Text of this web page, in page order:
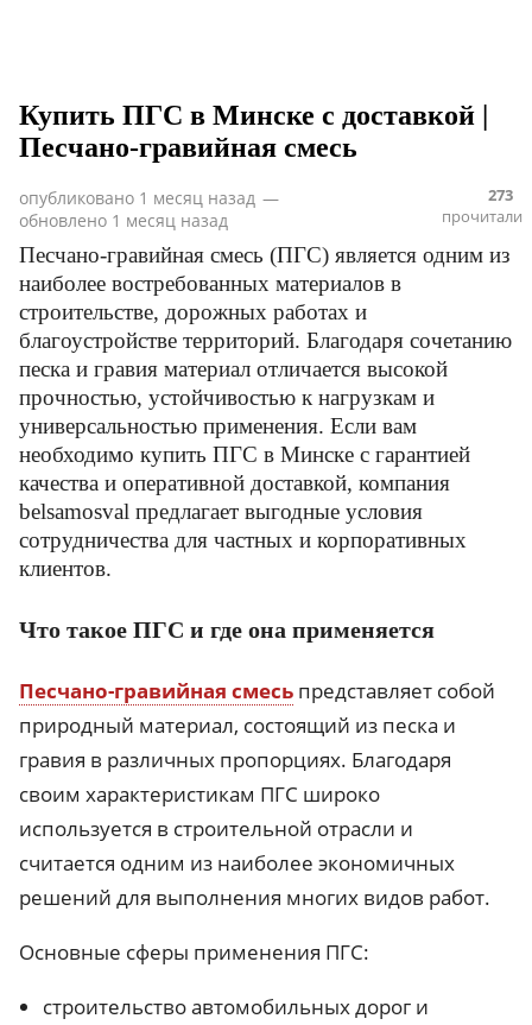
Купить ПГС в Минске с доставкой |
Песчано-гравийная смесь
опубликовано 1 месяц назад —
обновлено 1 месяц назад
273
прочитали
Песчано-гравийная смесь (ПГС) является одним из
наиболее востребованных материалов в
строительстве, дорожных работах и
благоустройстве территорий. Благодаря сочетанию
песка и гравия материал отличается высокой
прочностью, устойчивостью к нагрузкам и
универсальностью применения. Если вам
необходимо купить ПГС в Минске с гарантией
качества и оперативной доставкой, компания
belsamosval предлагает выгодные условия
сотрудничества для частных и корпоративных
клиентов.
Что такое ПГС и где она применяется
Песчано-гравийная смесь представляет собой
природный материал, состоящий из песка и
гравия в различных пропорциях. Благодаря
своим характеристикам ПГС широко
используется в строительной отрасли и
считается одним из наиболее экономичных
решений для выполнения многих видов работ.
Основные сферы применения ПГС:
строительство автомобильных дорог и